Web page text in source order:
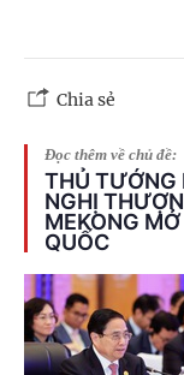
Chia sẻ
Đọc thêm về chủ đề:
THỦ TƯỚNG
NGHỊ
MEKONG
QUỐC